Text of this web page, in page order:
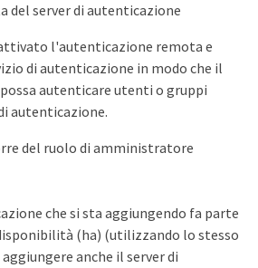
del server di autenticazione
attivato l'autenticazione remota e
di autenticazione in modo che il
autenticare utenti o gruppi
autenticazione.
del ruolo di amministratore
che si sta aggiungendo fa parte
(ha) (utilizzando lo stesso
anche il server di